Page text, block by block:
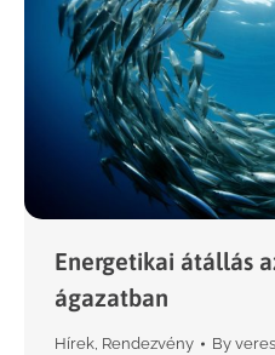
Energetikai átállás
ágazatban
Hírek, Rendezvény By